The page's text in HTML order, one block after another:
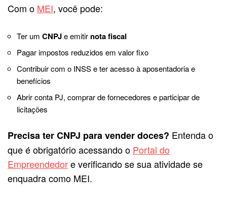
Com o MEI, você pode:
Ter um CNPJe emitir nota fiscal
Pagar impostos reduzidos em valor fixo
Contribuir com o INSS e ter acesso à aposentadoria e
benefícios
Abrir conta PJ, comprar de fornecedores e participar de
licitações
Precisa ter CNPJ para vender doces? Entenda o
que é obrigatório acessando o Portal do
Empreendedore verificando se sua atividade se
enquadra como MEI.